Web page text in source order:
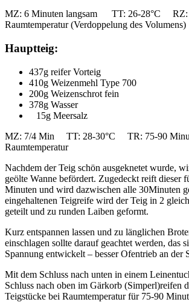
MZ: 6 Minuten langsam TT: 26-28°C RZ:
Raumtemperatur (Verdoppelung des Volumens)
Hauptteig:
437g reifer Vorteig
410g Weizenmehl Type 700
200g Weizenschrot fein
378g Wasser
15g Meersalz
MZ: 7/4 Min TT: 28-30°C TR: 75-90
Raumtemperatur
Nachdem der Teig schön ausgeknetet wurde,
geölte Wanne befördert. Zugedeckt reift dieser
Minuten und wird dazwischen alle 30Minuten
eingehaltenen Teigreife wird der Teig in 2
geteilt und zu runden Laiben geformt.
Kurz entspannen lassen und zu länglichen
einschlagen sollte darauf geachtet werden, das
Spannung entwickelt – besser Ofentrieb an der
Mit dem Schluss nach unten in einem
Schluss nach oben im Gärkorb (Simperl)reifen
Teigstücke bei Raumtemperatur für 75-90